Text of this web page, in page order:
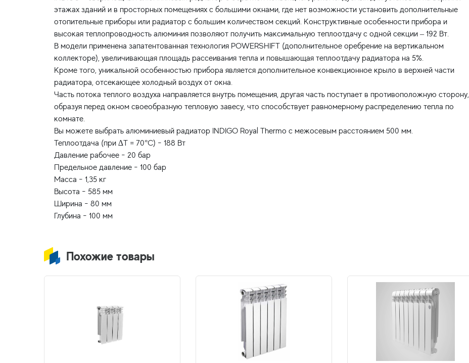
этажах зданий и в просторных помещениях с большими окнами, где нет возможности установить дополнительные
отопительные приборы или радиатор с большим количеством секций. Конструктивные особенности прибора и
высокая теплопроводность алюминия позволяют получить максимальную теплоотдачу с одной секции – 192 Вт.
В модели применена запатентованная технология POWERSHIFT (дополнительное оребрение на вертикальном
коллекторе), увеличивающая площадь рассеивания тепла и повышающая теплоотдачу радиатора на 5%.
Кроме того, уникальной особенностью прибора является дополнительное конвекционное крыло в верхней части
радиатора, отсекающее холодный воздух от окна.
Часть потока теплого воздуха направляется внутрь помещения, другая часть поступает в противоположную сторону,
образуя перед окном своеобразную тепловую завесу, что способствует равномерному распределению тепла по
комнате.
Вы можете выбрать алюминиевый радиатор INDIGO Royal Thermo с межосевым расстоянием 500 мм.
Теплоотдача (при ∆T = 70°C) - 188 Вт
Давление рабочее - 20 бар
Предельное давление - 100 бар
Масса - 1,35 кг
Высота - 585 мм
Ширина - 80 мм
Похожие товары